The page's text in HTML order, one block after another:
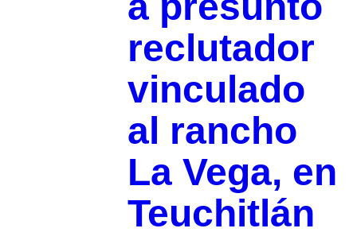
reclutador
vinculado
al rancho
La Vega, en
Teuchitlán